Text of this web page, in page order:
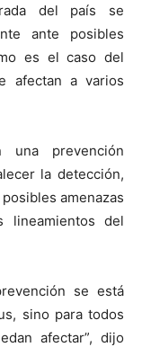
del país se
ante posibles
es el caso del
afectan a varios
una prevención
la detección,
amenazas
lineamientos del
se está
sino para todos
afectar”, dijo